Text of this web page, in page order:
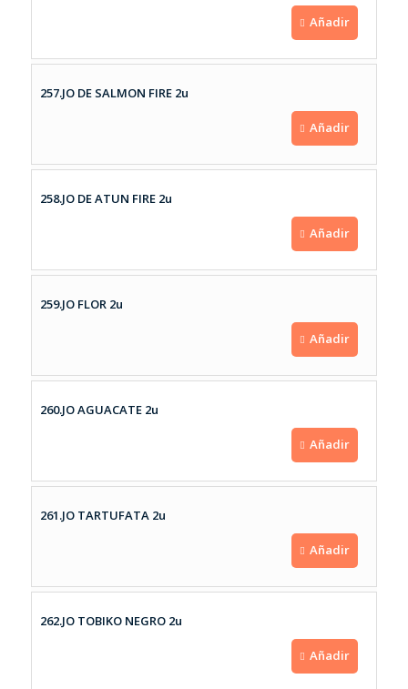
Añadir
257.JO DE SALMON FIRE 2u
Añadir
258.JO DE ATUN FIRE 2u
Añadir
259.JO FLOR 2u
Añadir
260.JO AGUACATE 2u
Añadir
261.JO TARTUFATA 2u
Añadir
262.JO TOBIKO NEGRO 2u
Añadir